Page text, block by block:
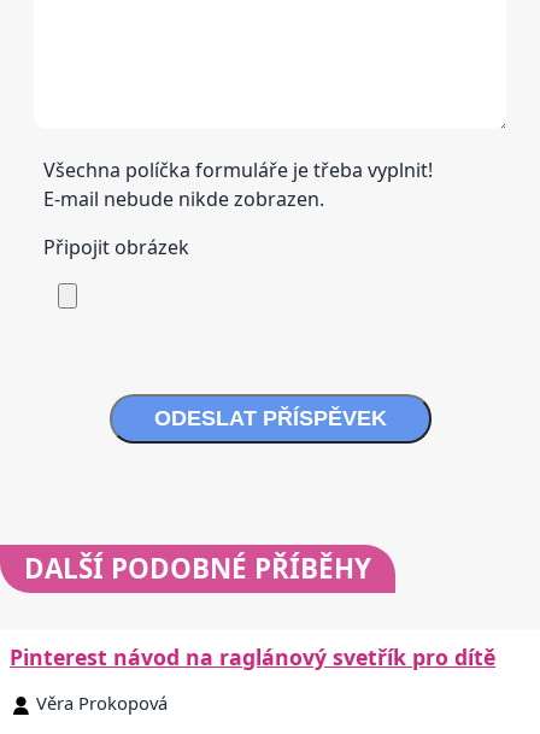
Všechna políčka formuláře je třeba vyplnit!
E-mail nebude nikde zobrazen.
Připojit obrázek
ODESLAT PŘÍSPĚVEK
DALŠÍ PODOBNÉ PŘÍBĚHY
Pinterest návod na raglánový svetřík pro dítě
Věra Prokopová